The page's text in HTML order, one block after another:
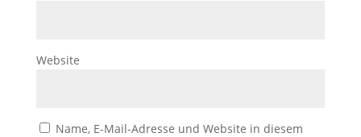
Website
Name, E-Mail-Adresse und Website in diesem